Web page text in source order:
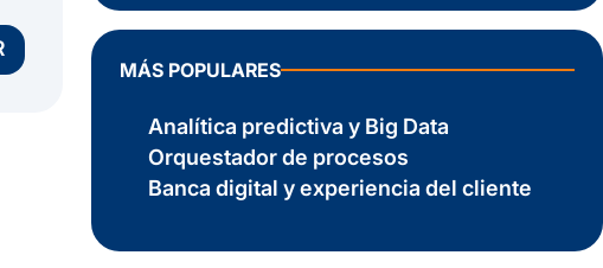
MÁS POPULARES
Analítica predictiva y Big Data
Orquestador de procesos
Banca digital y experiencia del cliente